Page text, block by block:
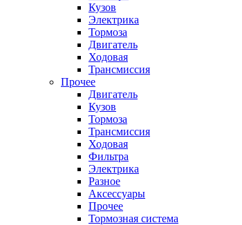
Кузов
Электрика
Тормоза
Двигатель
Ходовая
Трансмиссия
Прочее
Двигатель
Кузов
Тормоза
Трансмиссия
Ходовая
Фильтра
Электрика
Разное
Аксессуары
Прочее
Тормозная система